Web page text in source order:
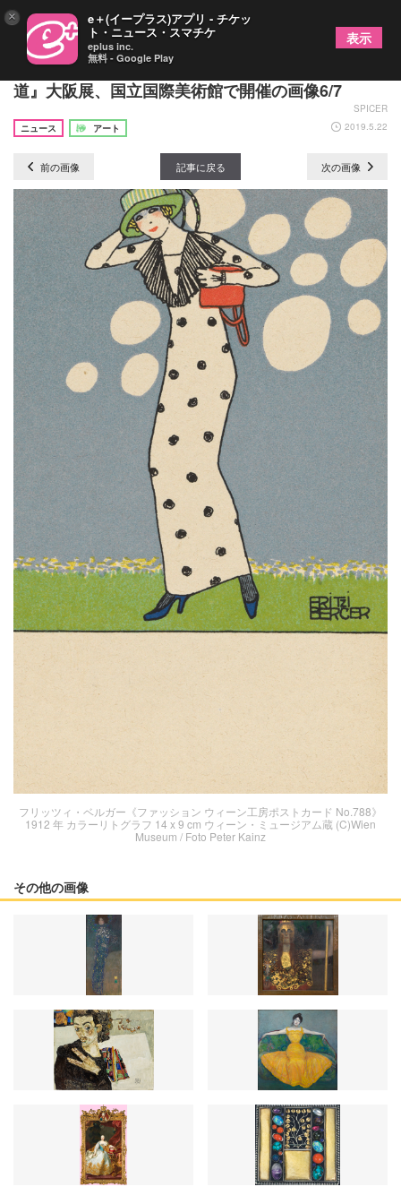
『ウィーン・モダン クリムト、シーレ 世紀末への
道』大阪展、国立国際美術館で開催の画像6/7
SPICER
ニュース
アート 2019.5.22
前の画像 記事に戻る 次の画像
フリッツィ・ベルガー《ファッション ウィーン工房ポストカード No.788》
1912 年 カラーリトグラフ 14 x 9 cm ウィーン・ミュージアム蔵 (C)Wien
Museum / Foto Peter Kainz
その他の画像
× e＋(イープラス)アプリ - チケッ
ト・ニュース・スマチケ
eplus inc.
無料 - Google Play
表示